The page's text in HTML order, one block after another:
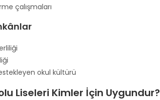
çalışmaları
okul kültürü
Liseleri Kimler İçin Uygundur?